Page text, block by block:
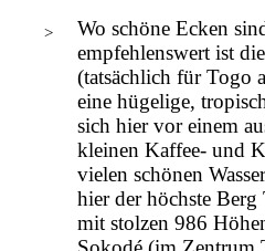
Wo schöne Ecken
empfehlenswert ist
(tatsächlich für Togo
eine hügelige,
sich hier vor einem
kleinen Kaffee- und
vielen schönen
hier der höchste
mit stolzen 986